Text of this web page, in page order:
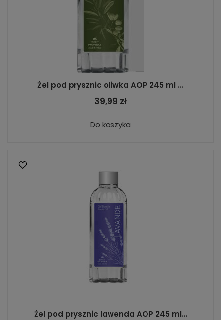
Żel pod prysznic oliwka AOP 245 ml ...
39,99 zł
Do koszyka
Żel pod prysznic lawenda AOP 245 ml...